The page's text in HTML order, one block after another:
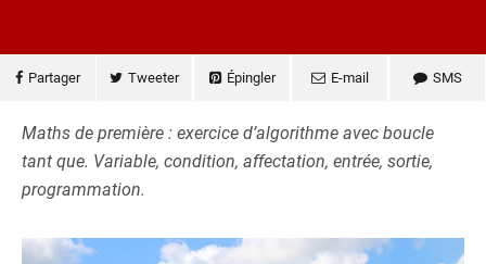
Partager Tweeter Épingler E-mail SMS
Maths de première : exercice d’algorithme avec boucle
tant que. Variable, condition, affectation, entrée, sortie,
programmation.